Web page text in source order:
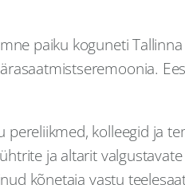
paiku koguneti
kolleegid ja
ja altarit
kõnetaja vastu